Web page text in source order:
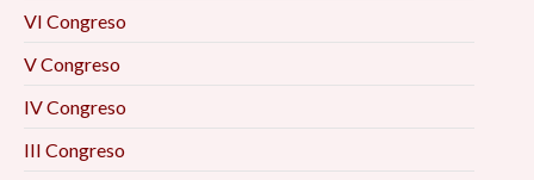
VI Congreso
V Congreso
IV Congreso
III Congreso